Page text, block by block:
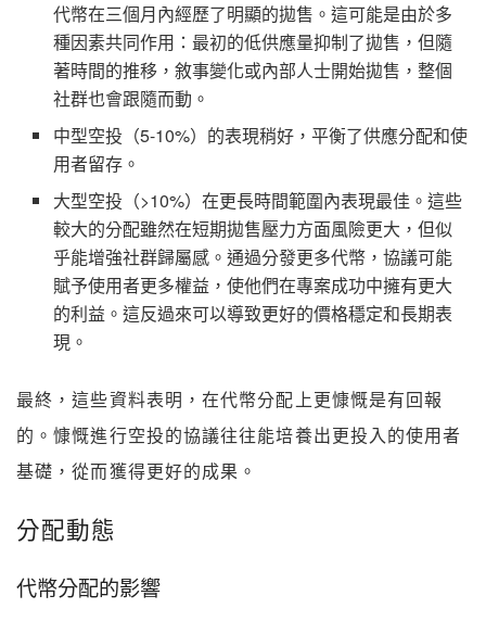
代幣在三個月內經歷了明顯的拋售。這可能是由於多
種因素共同作用：最初的低供應量抑制了拋售，但隨
著時間的推移，敘事變化或內部人士開始拋售，整個
社群也會跟隨而動。
中型空投（5-10%）的表現稍好，平衡了供應分配和使
用者留存。
大型空投（>10%）在更長時間範圍內表現最佳。這些
較大的分配雖然在短期拋售壓力方面風險更大，但似
乎能增強社群歸屬感。通過分發更多代幣，協議可能
賦予使用者更多權益，使他們在專案成功中擁有更大
的利益。這反過來可以導致更好的價格穩定和長期表
現。
最終，這些資料表明，在代幣分配上更慷慨是有回報
的。慷慨進行空投的協議往往能培養出更投入的使用者
基礎，從而獲得更好的成果。
分配動態
代幣分配的影響